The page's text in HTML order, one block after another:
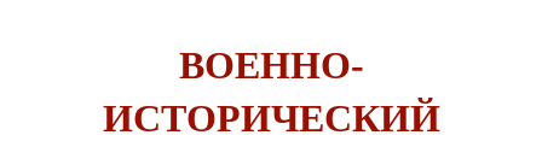
ВОЕННО-
ИСТОРИЧЕСКИЙ